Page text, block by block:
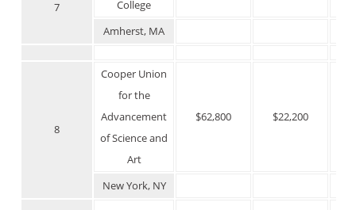
7 College
Amherst, MA
8
Cooper Union
for the
Advancement
of Science and
Art
$62,800 $22,200
New York, NY